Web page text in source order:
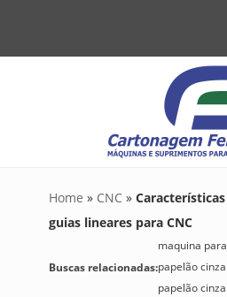
Home » CNC »
guias lineares para CNC
Buscas relacionadas:
maquina
papelão
papelão